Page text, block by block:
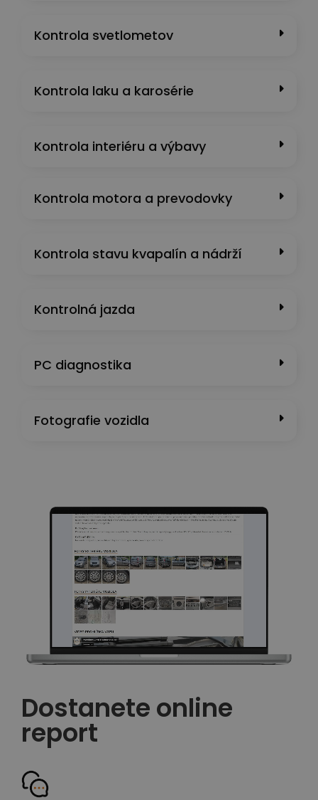
Kontrola svetlometov
Kontrola laku a karosérie
Kontrola interiéru a výbavy
Kontrola motora a prevodovky
Kontrola stavu kvapalín a nádrží
Kontrolná jazda
PC diagnostika
Fotografie vozidla
Dostanete online
report